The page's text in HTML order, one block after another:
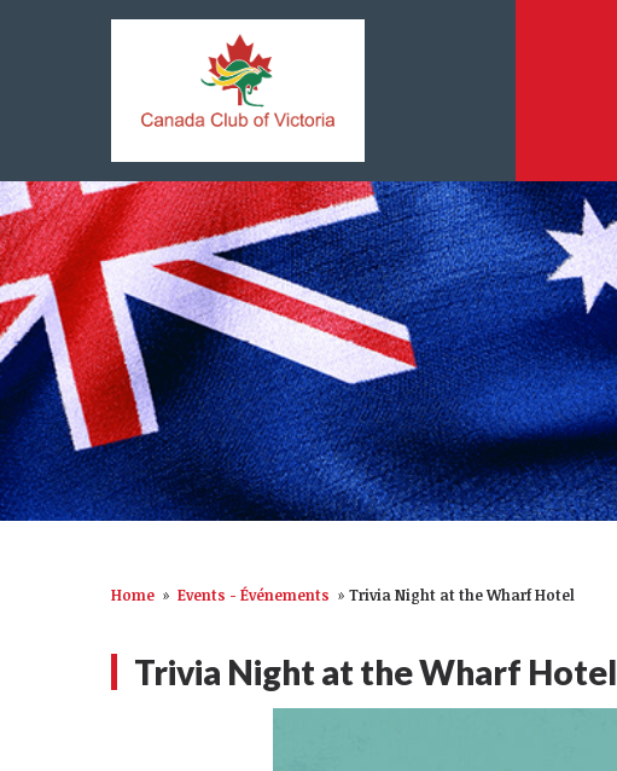
Home » Events - Événements » Trivia Night at the Wharf Hotel
Trivia Night at the Wharf Hotel